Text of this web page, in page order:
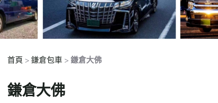
首頁 > 鎌倉包車 > 鎌倉大佛
鎌倉大佛